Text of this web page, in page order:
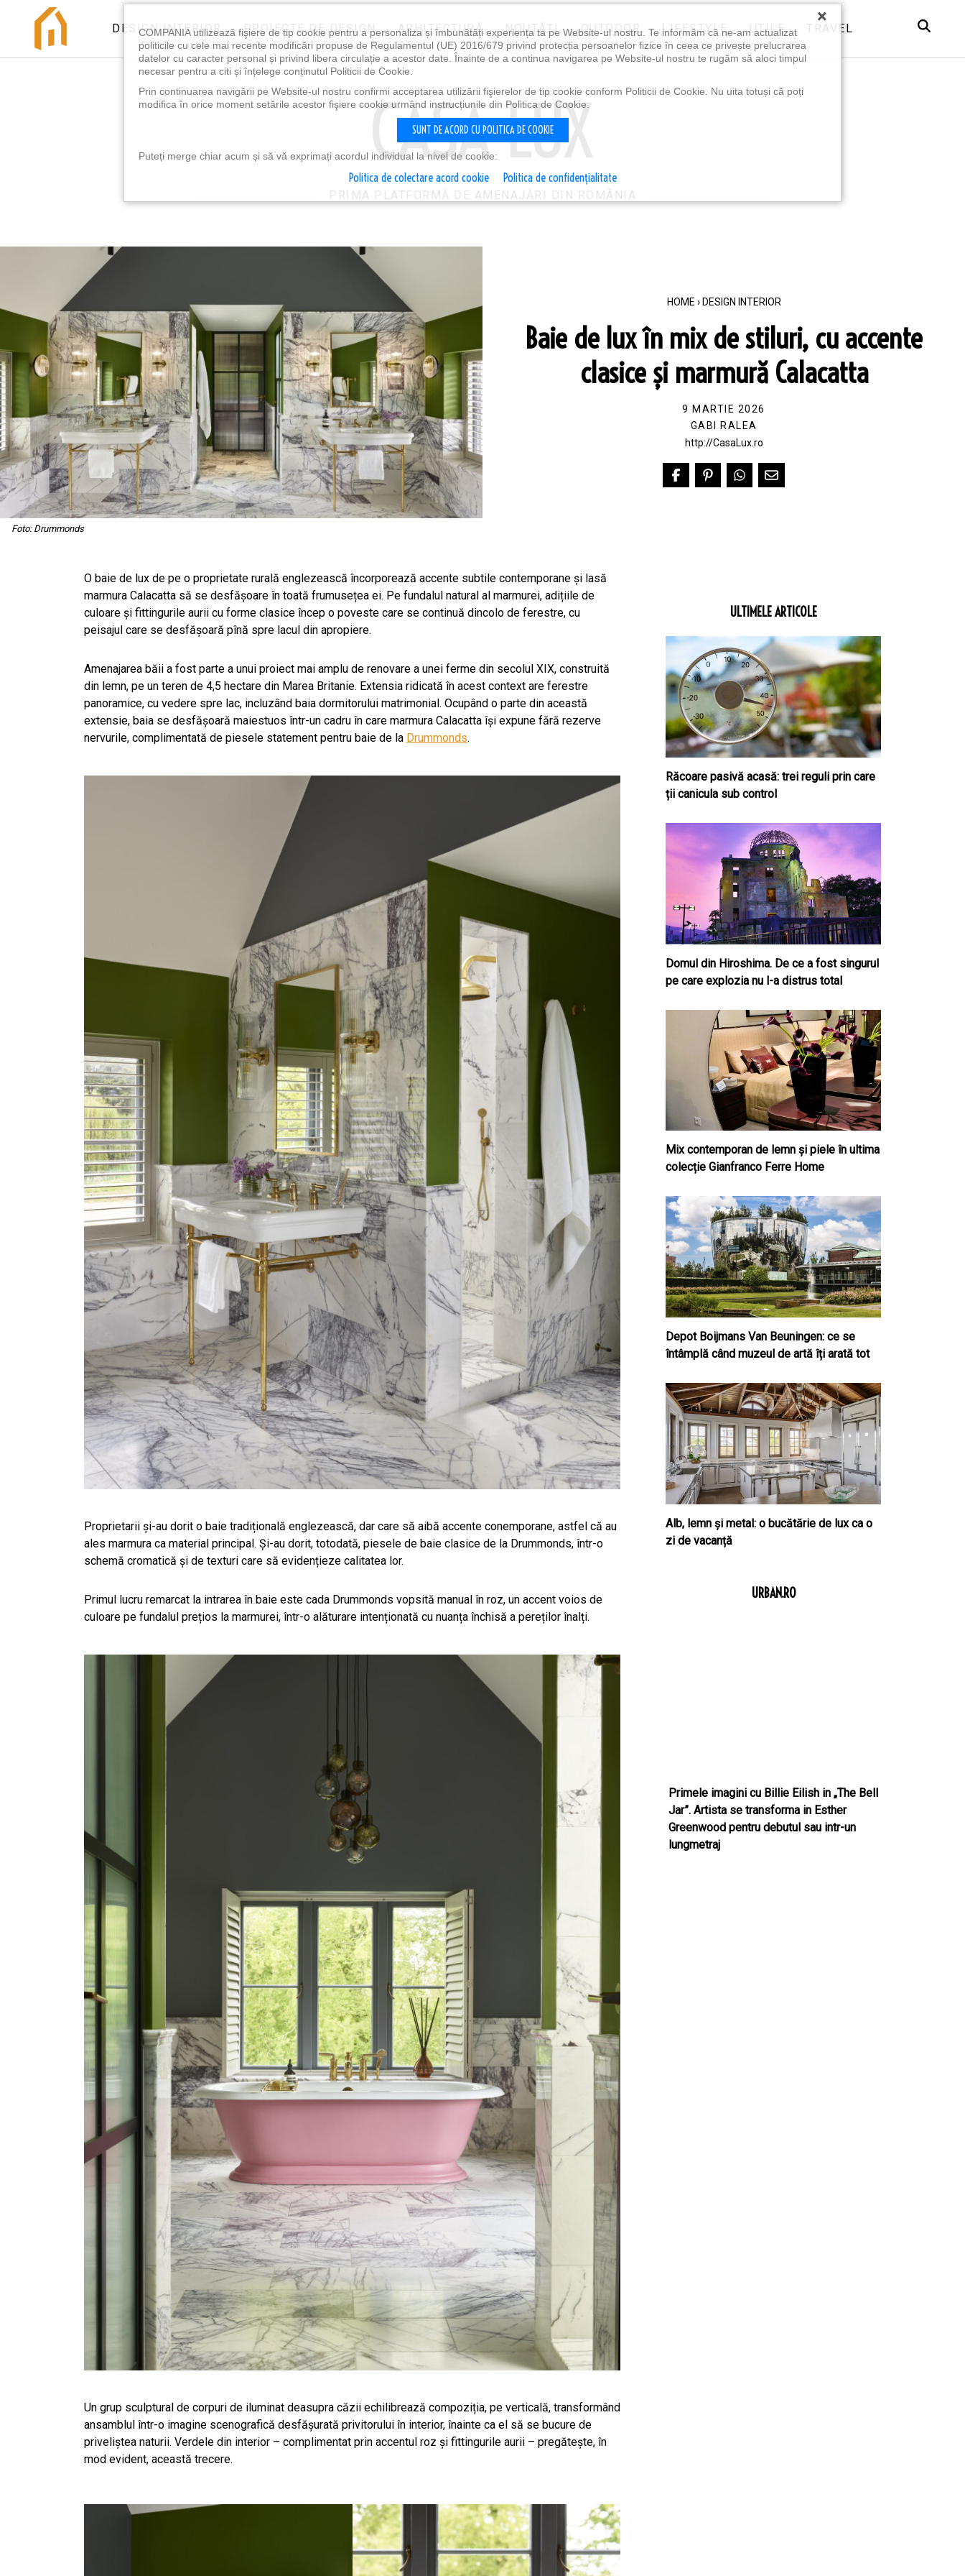
DESIGN INTERIOR PROIECTE DE DESIGN ARHITECTURĂ NOUTĂȚI OUTDOOR LIFESTYLE UTILE TRAVEL
PRIMA PLATFORMĂ DE AMENAJĂRI DIN ROMÂNIA
Foto: Drummonds
HOME › DESIGN INTERIOR
Baie de lux în mix de stiluri, cu accente
clasice și marmură Calacatta
9 MARTIE 2026
GABI RALEA
http://CasaLux.ro
O baie de lux de pe o proprietate rurală englezească încorporează accente subtile contemporane și lasă
marmura Calacatta să se desfășoare în toată frumusețea ei. Pe fundalul natural al marmurei, adițiile de
culoare și fittingurile aurii cu forme clasice încep o poveste care se continuă dincolo de ferestre, cu
peisajul care se desfășoară pînă spre lacul din apropiere.
Amenajarea băii a fost parte a unui proiect mai amplu de renovare a unei ferme din secolul XIX, construită
din lemn, pe un teren de 4,5 hectare din Marea Britanie. Extensia ridicată în acest context are ferestre
panoramice, cu vedere spre lac, incluzând baia dormitorului matrimonial. Ocupând o parte din această
extensie, baia se desfășoară maiestuos într-un cadru în care marmura Calacatta își expune fără rezerve
nervurile, complimentată de piesele statement pentru baie de la Drummonds.
Proprietarii și-au dorit o baie tradițională englezească, dar care să aibă accente conemporane, astfel că au
ales marmura ca material principal. Și-au dorit, totodată, piesele de baie clasice de la Drummonds, într-o
schemă cromatică și de texturi care să evidențieze calitatea lor.
Primul lucru remarcat la intrarea în baie este cada Drummonds vopsită manual în roz, un accent voios de
culoare pe fundalul prețios la marmurei, într-o alăturare intenționată cu nuanța închisă a pereților înalți.
Un grup sculptural de corpuri de iluminat deasupra căzii echilibrează compoziția, pe verticală, transformând
ansamblul într-o imagine scenografică desfășurată privitorului în interior, înainte ca el să se bucure de
priveliștea naturii. Verdele din interior – complimentat prin accentul roz și fittingurile aurii – pregătește, în
mod evident, această trecere.
ULTIMELE ARTICOLE
Răcoare pasivă acasă: trei reguli prin care
ții canicula sub control
Domul din Hiroshima. De ce a fost singurul
pe care explozia nu l-a distrus total
Mix contemporan de lemn şi piele în ultima
colecție Gianfranco Ferre Home
Depot Boijmans Van Beuningen: ce se
întâmplă când muzeul de artă îți arată tot
Alb, lemn și metal: o bucătărie de lux ca o
zi de vacanță
URBAN.RO
Primele imagini cu Billie Eilish in „The Bell
Jar”. Artista se transforma in Esther
Greenwood pentru debutul sau intr-un
lungmetraj
×
COMPANIA utilizează fişiere de tip cookie pentru a personaliza și îmbunătăți experiența ta pe Website-ul nostru. Te informăm că ne-am actualizat
politicile cu cele mai recente modificări propuse de Regulamentul (UE) 2016/679 privind protecția persoanelor fizice în ceea ce privește prelucrarea
datelor cu caracter personal și privind libera circulație a acestor date. Înainte de a continua navigarea pe Website-ul nostru te rugăm să aloci timpul
necesar pentru a citi și înțelege conținutul Politicii de Cookie.
Prin continuarea navigării pe Website-ul nostru confirmi acceptarea utilizării fişierelor de tip cookie conform Politicii de Cookie. Nu uita totuși că poți
modifica în orice moment setările acestor fişiere cookie urmând instrucțiunile din Politica de Cookie.
SUNT DE ACORD CU POLITICA DE COOKIE
Puteți merge chiar acum și să vă exprimați acordul individual la nivel de cookie:
Politica de colectare acord cookie Politica de confidențialitate